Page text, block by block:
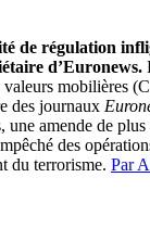
de régulation
d’Euronews.
valeurs mobilières
des journaux
une amende de
des
du terrorisme. Par